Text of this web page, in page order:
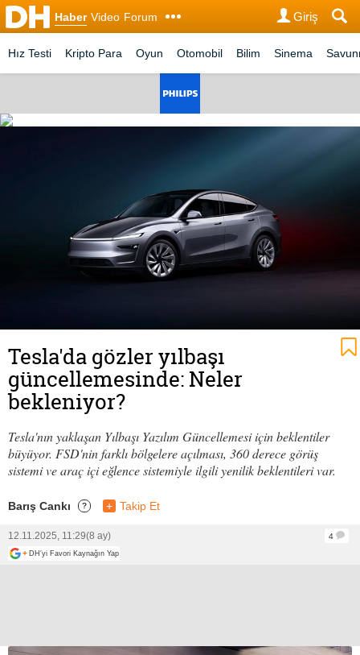
Haber Video Forum Giriş
Hız Testi Kripto Para Oyun Otomobil Bilim Sinema
Tesla'da gözler yılbaşı
güncellemesinde: Neler
bekleniyor?
Tesla'nın yaklaşan Yılbaşı Yazılım Güncellemesi için beklentiler
büyüyor. FSD'nin farklı bölgelere açılması, 360 derece görüş
sistemi ve araç içi eğlence sistemiyle ilgili yenilik beklentileri var.
Barış Cankı ? + Takip Et
12.11.2025, 11:29(8 ay)
4
+ DH'yi Favori Kaynağın Yap